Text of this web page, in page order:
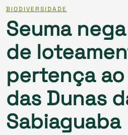
BIODIVERSIDADE
Seuma
de
pertença
das Dunas
Sabiaguaba